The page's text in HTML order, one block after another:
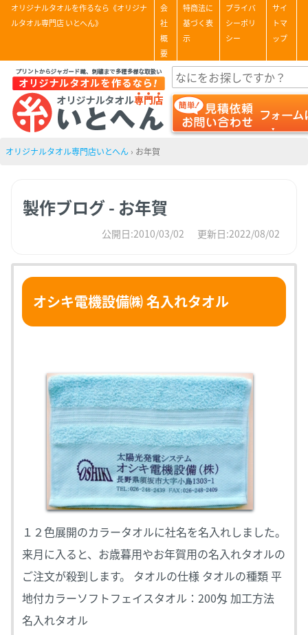
オリジナルタオルを作るなら《オリジナ
ルタオル専門店 いとへん》
会
社
概
要
特商法に
基づく表
示
プライバ
シーポリ
シー
サイ
トマ
ップ
オリジナルタオル専門店いとへん › お年賀
製作ブログ - お年賀
公開日:2010/03/02 更新日:2022/08/02
オシキ電機設備㈱ 名入れタオル
１２色展開のカラータオルに社名を名入れしました。
来月に入ると、お歳暮用やお年賀用の名入れタオルの
ご注文が殺到します。 タオルの仕様 タオルの種類 平
地付カラーソフトフェイスタオル：200匁 加工方法
名入れタオル